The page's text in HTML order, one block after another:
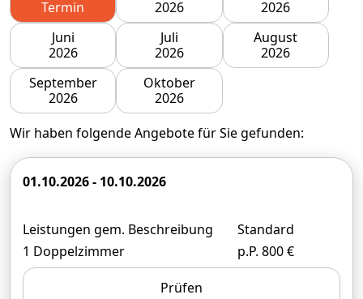
Termin
2026
2026
Juni
2026
Juli
2026
August
2026
September
2026
Oktober
2026
Wir haben folgende Angebote für Sie gefunden:
01.10.2026 - 10.10.2026
Leistungen gem. Beschreibung
1 Doppelzimmer
Standard
p.P. 800 €
Prüfen